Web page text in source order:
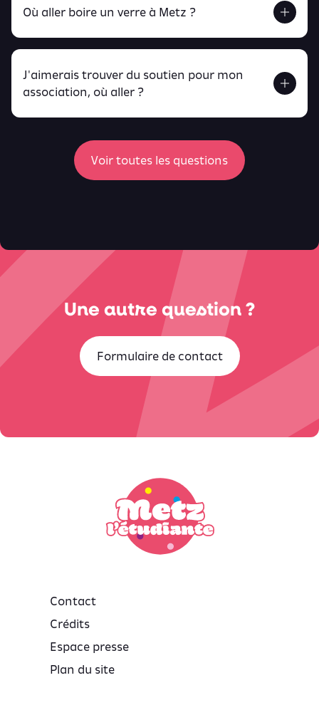
Retrouve toutes ces infos ici.
Où aller boire un verre à Metz ?
peux
retrouver ici
J'aimerais trouver du soutien pour mon
association, où aller ?
Voir toutes les questions
Une autre question ?
Formulaire de contact
Contact
Crédits
Espace presse
Plan du site